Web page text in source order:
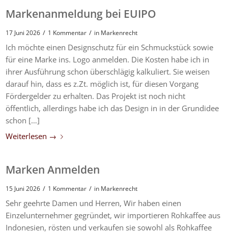
Markenanmeldung bei EUIPO
17 Juni 2026 / 1 Kommentar / in Markenrecht
Ich möchte einen Designschutz für ein Schmuckstück sowie
für eine Marke ins. Logo anmelden. Die Kosten habe ich in
ihrer Ausführung schon überschlägig kalkuliert. Sie weisen
darauf hin, dass es z.Zt. möglich ist, für diesen Vorgang
Fördergelder zu erhalten. Das Projekt ist noch nicht
öffentlich, allerdings habe ich das Design in in der Grundidee
schon […]
Weiterlesen →
Marken Anmelden
15 Juni 2026 / 1 Kommentar / in Markenrecht
Sehr geehrte Damen und Herren, Wir haben einen
Einzelunternehmer gegründet, wir importieren Rohkaffee aus
Indonesien, rösten und verkaufen sie sowohl als Rohkaffee